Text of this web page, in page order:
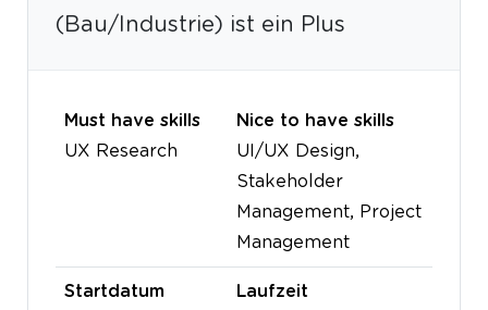
(Bau/Industrie) ist ein Plus
Must have skills
UX Research
Nice to have skills
UI/UX Design,
Stakeholder
Management, Project
Management
Startdatum
Laufzeit